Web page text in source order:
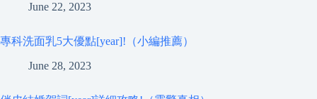
June 22, 2023
專科洗面乳5大優點[year]!（小編推薦）
June 28, 2023